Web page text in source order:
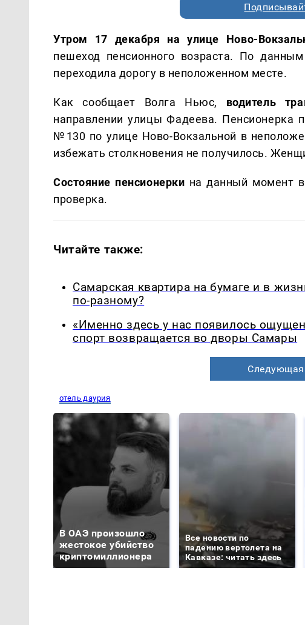
Утром 17 декабря на улице Ново-
пешеход пенсионного возраста. По
переходила дорогу в неположенном месте.
Как сообщает Волга Ньюс, водитель
направлении улицы Фадеева. Пенсионерка
№130 по улице Ново-Вокзальной в
избежать столкновения не получилось.
Состояние пенсионерки на данный момент
проверка.
Читайте также:
Самарская квартира на бумаге и в
по-разному?
«Именно здесь у нас появилось
спорт возвращается во дворы Самары
Следующая
отель даурия
В ОАЭ произошло
жестокое убийство
криптомиллионера
Все новости по
падению вертолета на
Кавказе: читать здесь